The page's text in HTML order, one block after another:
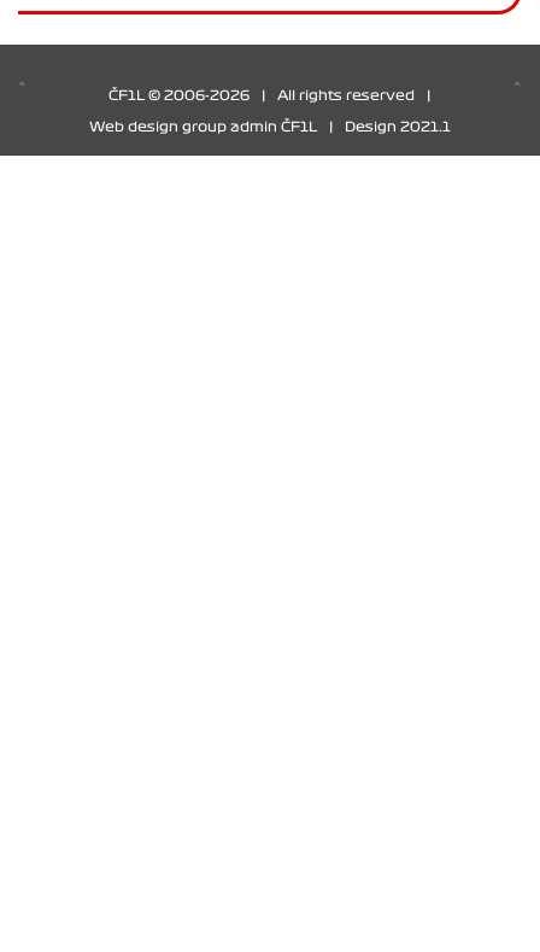
ČF1L © 2006-2026 All rights reserved
Web design group admin ČF1L Design 2021.1